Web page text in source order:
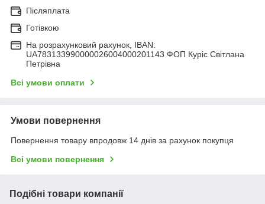
Післяплата
Готівкою
На розрахунковий рахунок, IBAN:
UA783133990000026004000201143 ФОП Куріс Світлана
Петрівна
Всі умови оплати
Умови повернення
Повернення товару впродовж 14 днів за рахунок покупця
Всі умови повернення
Подібні товари компанії